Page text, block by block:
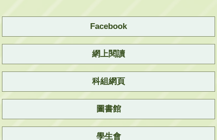
Facebook
網上閱讀
科組網頁
圖書館
學生會